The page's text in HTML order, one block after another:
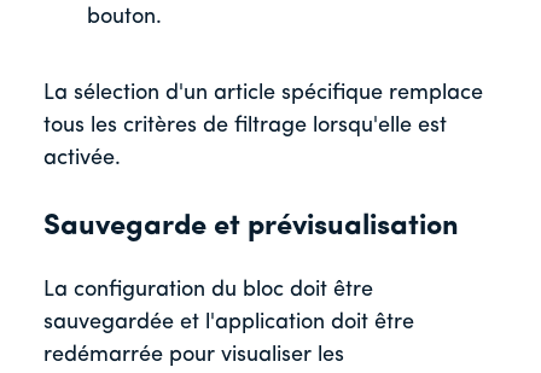
bouton.
La sélection d'un article spécifique remplace
tous les critères de filtrage lorsqu'elle est
activée.
Sauvegarde et prévisualisation
La configuration du bloc doit être
sauvegardée et l'application doit être
redémarrée pour visualiser les